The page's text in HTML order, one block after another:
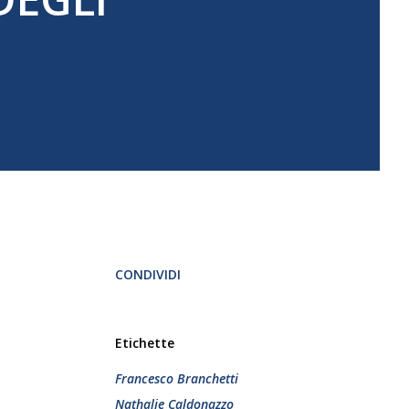
CONDIVIDI
Etichette
Francesco Branchetti
Nathalie Caldonazzo